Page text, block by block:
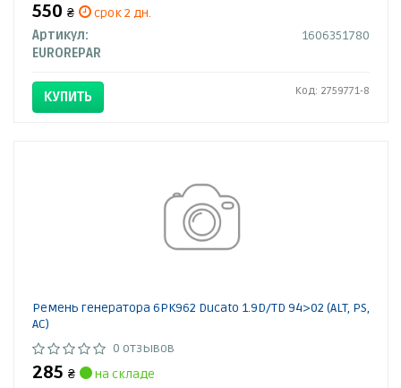
550 ₴
срок 2 дн.
Артикул:
1606351780
EUROREPAR
КУПИТЬ Код: 2759771-8
Ремень генератора 6PK962 Ducato 1.9D/TD 94>02 (ALT, PS,
AC)
0 отзывов
285 ₴
на складе